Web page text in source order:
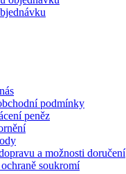
podmínky
peněz
a možnosti doručení
soukromí